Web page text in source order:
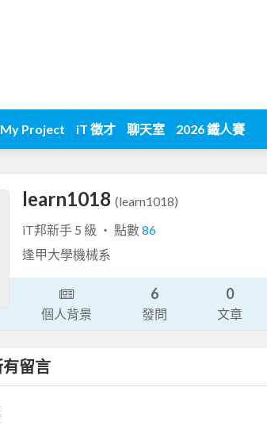
My Project iT 徵才 聊天室 2026 鐵人賽
learn1018 (learn1018)
iT邦新手 5 級 ‧ 點數86
逢甲大學機械系
個人背景
6
發問
0
文章
留言